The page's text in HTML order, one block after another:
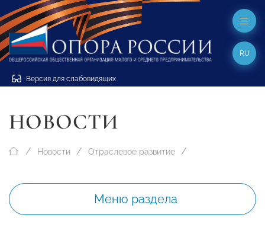
Версия для слабовидящих
RU
НОВОСТИ
Новости Отраслевое развитие
Меню раздела